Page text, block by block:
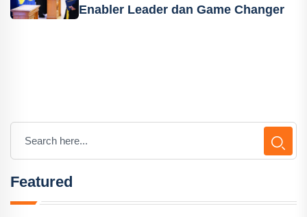
Enabler Leader dan Game Changer
Featured